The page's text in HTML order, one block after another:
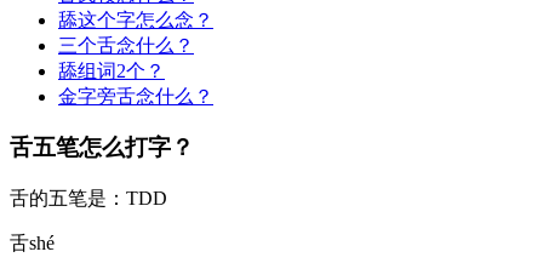
舔这个字怎么念？
三个舌念什么？
舔组词2个？
金字旁舌念什么？
舌五笔怎么打字？
舌的五笔是：TDD
舌shé